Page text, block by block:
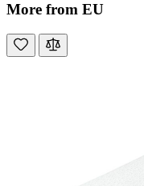
More from EU